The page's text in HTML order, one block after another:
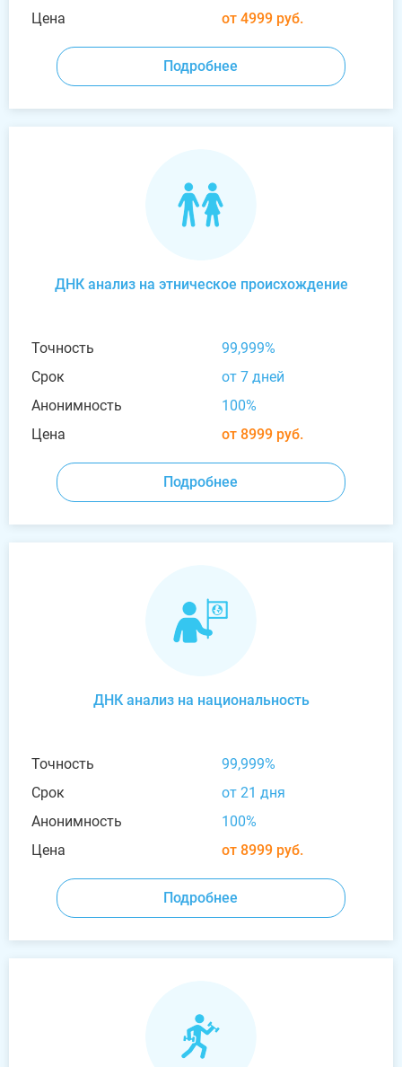
Цена
от 4999 руб.
Подробнее
ДНК анализ на этническое происхождение
Точность
99,999%
Срок
от 7 дней
Анонимность
100%
Цена
от 8999 руб.
Подробнее
ДНК анализ на национальность
Точность
99,999%
Срок
от 21 дня
Анонимность
100%
Цена
от 8999 руб.
Подробнее